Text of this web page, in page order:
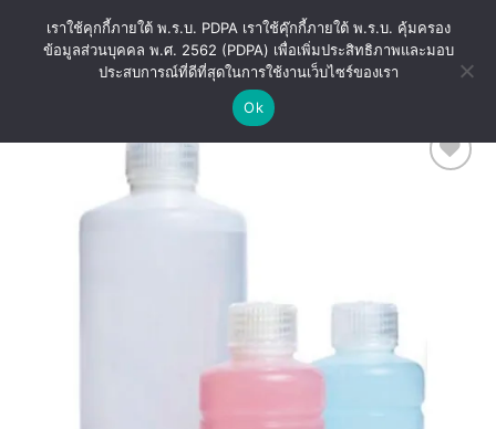
เราใช้คุกกี้ภายใต้ พ.ร.บ. PDPA เราใช้คุ๊กกี้ภายใต้ พ.ร.บ. คุ้มครอง
ข้อมูลส่วนบุคคล พ.ศ. 2562 (PDPA) เพื่อเพิ่มประสิทธิภาพและมอบ
ประสบการณ์ที่ดีที่สุดในการใช้งานเว็บไซร์ของเรา
Ok